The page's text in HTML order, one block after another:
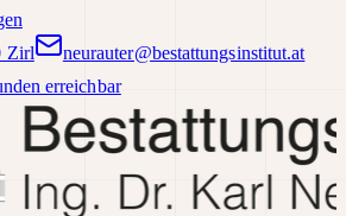
Zirl
neurauter@bestattungsinstitut.at
erreichbar